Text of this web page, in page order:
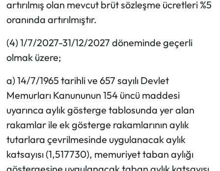
artırılmış olan mevcut brüt sözleşme ücretleri %5
oranında artırılmıştır.
(4) 1/7/2027-31/12/2027 döneminde geçerli
olmak üzere;
a) 14/7/1965 tarihli ve 657 sayılı Devlet
Memurları Kanununun 154 üncü maddesi
uyarınca aylık gösterge tablosunda yer alan
rakamlar ile ek gösterge rakamlarının aylık
tutarlara çevrilmesinde uygulanacak aylık
katsayısı (1,517730), memuriyet taban aylığı